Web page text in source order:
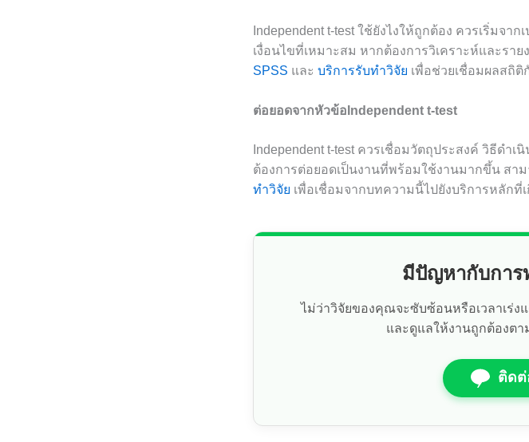
Independent t-test ใช้ยังไงให้ถูกต้อง ควรเริ่มจ
เงื่อนไขที่เหมาะสม หากต้องการวิเคราะห์และรา
SPSS และ บริการรับทำวิจัย เพื่อช่วยเชื่อมผลสถิติ
ต่อยอดจากหัวข้อIndependent t-test
Independent t-test ควรเชื่อมวัตถุประสงค์ วิธีดำ
ต้องการต่อยอดเป็นงานที่พร้อมใช้งานมากขึ้น สาม
ทำวิจัย เพื่อเชื่อมจากบทความนี้ไปยังบริการหลักที่
มีปัญหากับการ
ไม่ว่าวิจัยของคุณจะซับซ้อนหรือเวลาเร่
และดูแลให้งานถูกต้องต
ติดต่